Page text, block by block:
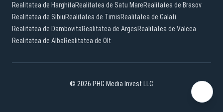
Realitatea de HarghitaRealitatea de Satu MareRealitatea de Brasov
Realitatea de SibiuRealitatea de TimisRealitatea de Galati
Realitatea de DambovitaRealitatea de ArgesRealitatea de Valcea
Realitatea de AlbaRealitatea de Olt
© 2026 PHG Media Invest LLC